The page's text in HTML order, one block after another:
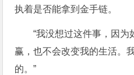
执着是否能拿到金手链。
“我没想过这件事，因
赢，也不会改变我的生活。
的。”